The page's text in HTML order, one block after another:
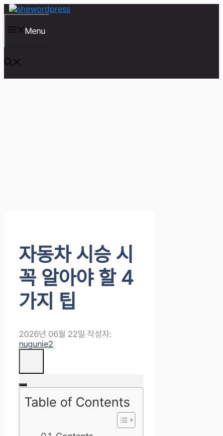
컨
츠
건
너
뛰
기
Menu
자동차 시승 시
꼭 알아야 할 4
가지 팁
2026년 06월 22일 작성자:
nugunie2
Table of Contents